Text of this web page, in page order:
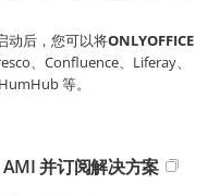
动后，您可以将ONLYOFFICE
、Confluence、Liferay、
等。
并订阅解决方案